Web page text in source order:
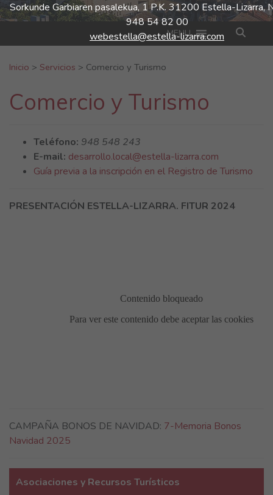
Sorkunde Garbiaren pasalekua, 1 P.K. 31200 Estella-Lizarra,
948 54 82 00
webestella@estella-lizarra.com
MENU
Buscar:
Inicio > Servicios > Comercio y Turismo
Comercio y Turismo
Teléfono: 948 548 243
E-mail: desarrollo.local@estella-lizarra.com
Guía previa a la inscripción en el Registro de Turismo
PRESENTACIÓN ESTELLA-LIZARRA. FITUR 2024
CAMPAÑA BONOS DE NAVIDAD: 7-Memoria Bonos
Navidad 2025
Asociaciones y Recursos Turísticos